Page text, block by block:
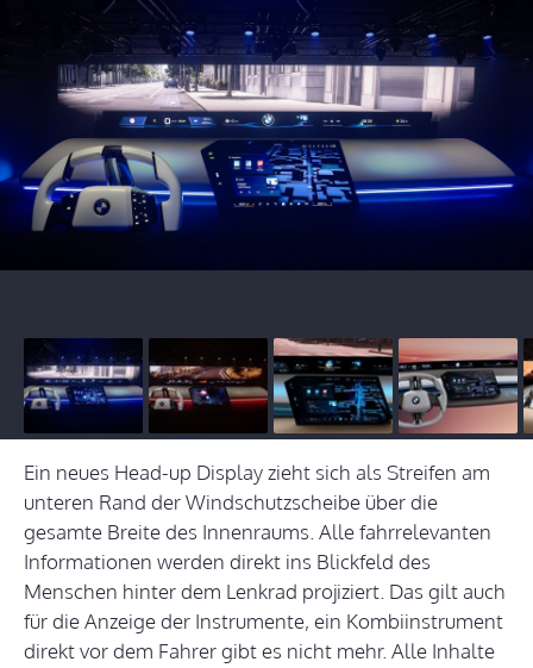
Ein neues Head-up Display zieht sich als Streifen am
unteren Rand der Windschutzscheibe über die
gesamte Breite des Innenraums. Alle fahrrelevanten
Informationen werden direkt ins Blickfeld des
Menschen hinter dem Lenkrad projiziert. Das gilt auch
für die Anzeige der Instrumente, ein Kombiinstrument
direkt vor dem Fahrer gibt es nicht mehr. Alle Inhalte